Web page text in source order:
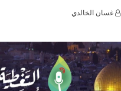
غسان الخالدي